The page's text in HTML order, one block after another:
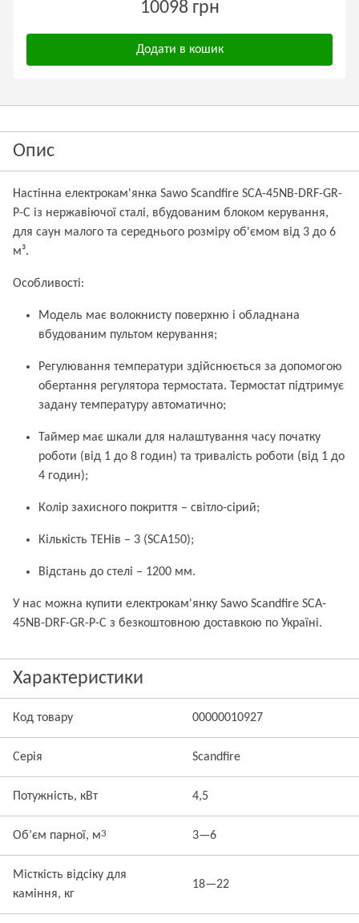
10098 грн
Додати в кошик
Опис
Настінна електрокам'янка Sawo Scandfire SCA-45NB-DRF-GR-
P-C із нержавіючої сталі, вбудованим блоком керування,
для саун малого та середнього розміру об'ємом від 3 до 6
м³.
Особливості:
Модель має волокнисту поверхню і обладнана
вбудованим пультом керування;
Регулювання температури здійснюється за допомогою
обертання регулятора термостата. Термостат підтримує
задану температуру автоматично;
Таймер має шкали для налаштування часу початку
роботи (від 1 до 8 годин) та тривалість роботи (від 1 до
4 годин);
Колір захисного покриття – світло-сірий;
Кількість ТЕНів – 3 (SCA150);
Відстань до стелі – 1200 мм.
У нас можна купити електрокам'янку Sawo Scandfire SCA-
45NB-DRF-GR-P-C з безкоштовною доставкою по Україні.
Характеристики
Код товару 00000010927
Серія Scandfire
Потужність, кВт 4,5
Об’єм парної, м3 3—6
Місткість відсіку для
каміння, кг
18—22